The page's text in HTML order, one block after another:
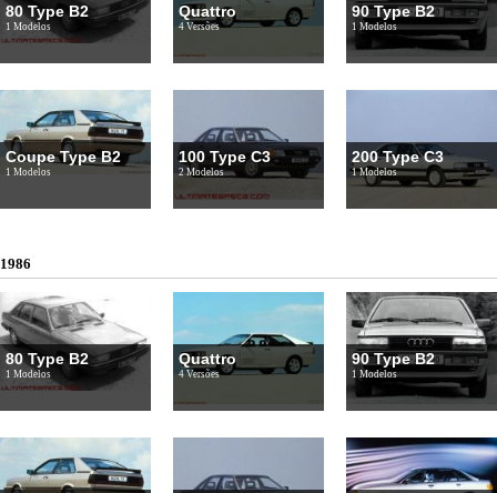
80 Type B2
1 Modelos
Quattro
4 Versões
90 Type B2
1 Modelos
Coupe Type B2
1 Modelos
100 Type C3
2 Modelos
200 Type C3
1 Modelos
1986
80 Type B2
1 Modelos
Quattro
4 Versões
90 Type B2
1 Modelos